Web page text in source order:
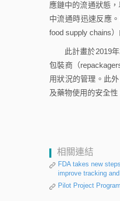
應鏈中的流通狀態
中流通時迅速反應
food supply chains
此計畫於2019年2
包裝商（
用狀況的管理。此
及藥物使用的安全性
相關連結
FDA takes new
improve tracking
Pilot Project